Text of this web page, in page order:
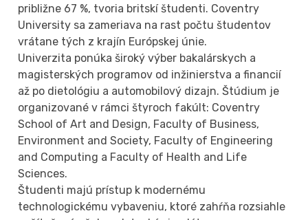
približne 67 %, tvoria britskí študenti. Coventry
University sa zameriava na rast počtu študentov
vrátane tých z krajín Európskej únie.
Univerzita ponúka široký výber bakalárskych a
magisterských programov od inžinierstva a financií
až po dietológiu a automobilový dizajn. Štúdium je
organizované v rámci štyroch fakúlt: Coventry
School of Art and Design, Faculty of Business,
Environment and Society, Faculty of Engineering
and Computing a Faculty of Health and Life
Sciences.
Študenti majú prístup k modernému
technologickému vybaveniu, ktoré zahŕňa rozsiahle